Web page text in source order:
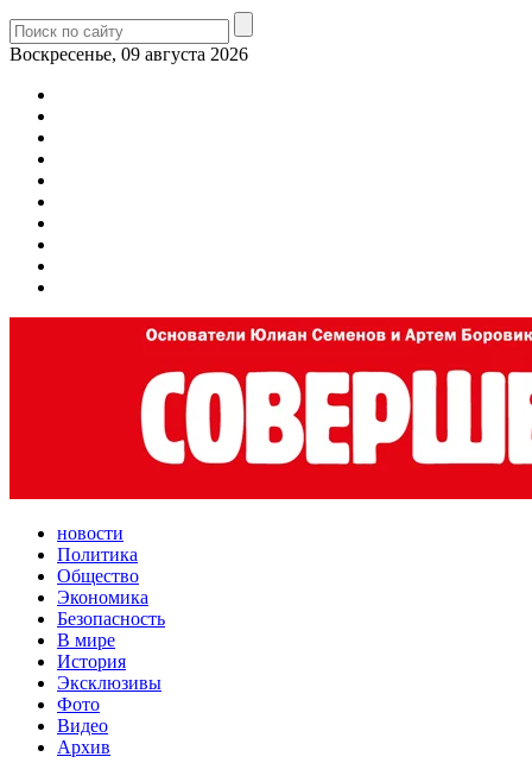
Воскресенье, 09 августа 2026
новости
Политика
Общество
Экономика
Безопасность
В мире
История
Эксклюзивы
Фото
Видео
Архив